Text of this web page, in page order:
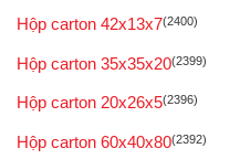
Hộp carton 42x13x7(2400)
Hộp carton 35x35x20(2399)
Hộp carton 20x26x5(2396)
Hộp carton 60x40x80(2392)